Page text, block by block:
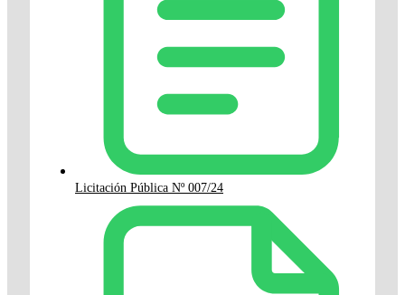
Licitación Pública Nº 007/24